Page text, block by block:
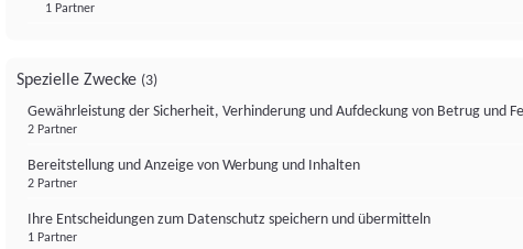
1 Partner
Spezielle Zwecke (3)
Gewährleistung der Sicherheit, Verhinderung und Aufdeckung von Betrug und
2 Partner
Bereitstellung und Anzeige von Werbung und Inhalten
2 Partner
Ihre Entscheidungen zum Datenschutz speichern und übermitteln
1 Partner